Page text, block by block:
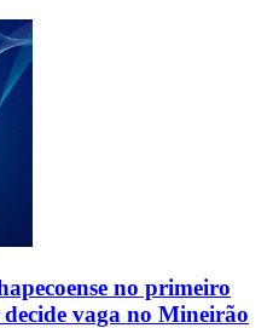
no primeiro
vaga no Mineirão